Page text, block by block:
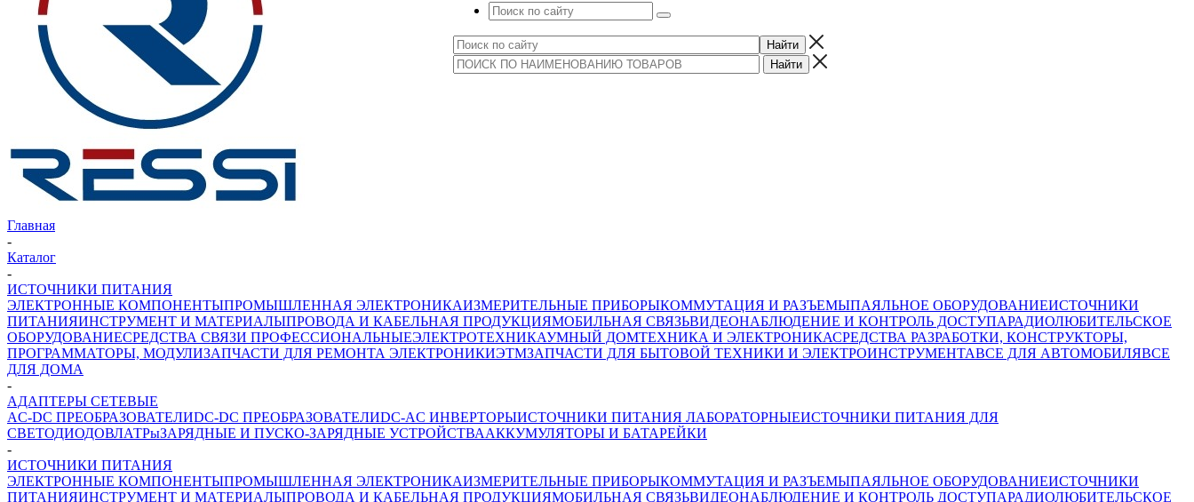
Главная
-
Каталог
-
ИСТОЧНИКИ ПИТАНИЯ
ЭЛЕКТРОННЫЕ КОМПОНЕНТЫПРОМЫШЛЕННАЯ ЭЛЕКТРОНИКАИЗМЕРИТЕЛЬНЫЕ ПРИБОРЫКОММУТАЦИЯ И РАЗЪЕМЫПАЯЛЬНОЕ ОБОРУДОВАНИЕИСТОЧНИКИ
ПИТАНИЯИНСТРУМЕНТ И МАТЕРИАЛЫПРОВОДА И КАБЕЛЬНАЯ ПРОДУКЦИЯМОБИЛЬНАЯ СВЯЗЬВИДЕОНАБЛЮДЕНИЕ И КОНТРОЛЬ ДОСТУПАРАДИОЛЮБИТЕЛЬСКОЕ
ОБОРУДОВАНИЕСРЕДСТВА СВЯЗИ ПРОФЕССИОНАЛЬНЫЕЭЛЕКТРОТЕХНИКАУМНЫЙ ДОМТЕХНИКА И ЭЛЕКТРОНИКАСРЕДСТВА РАЗРАБОТКИ, КОНСТРУКТОРЫ,
ПРОГРАММАТОРЫ, МОДУЛИЗАПЧАСТИ ДЛЯ РЕМОНТА ЭЛЕКТРОНИКИЭТМЗАПЧАСТИ ДЛЯ БЫТОВОЙ ТЕХНИКИ И ЭЛЕКТРОИНСТРУМЕНТАВСЕ ДЛЯ АВТОМОБИЛЯВСЕ
ДЛЯ ДОМА
-
АДАПТЕРЫ СЕТЕВЫЕ
AC-DC ПРЕОБРАЗОВАТЕЛИDC-DC ПРЕОБРАЗОВАТЕЛИDC-AC ИНВЕРТОРЫИСТОЧНИКИ ПИТАНИЯ ЛАБОРАТОРНЫЕИСТОЧНИКИ ПИТАНИЯ ДЛЯ
СВЕТОДИОДОВЛАТРыЗАРЯДНЫЕ И ПУСКО-ЗАРЯДНЫЕ УСТРОЙСТВААККУМУЛЯТОРЫ И БАТАРЕЙКИ
-
ИСТОЧНИКИ ПИТАНИЯ
ЭЛЕКТРОННЫЕ КОМПОНЕНТЫПРОМЫШЛЕННАЯ ЭЛЕКТРОНИКАИЗМЕРИТЕЛЬНЫЕ ПРИБОРЫКОММУТАЦИЯ И РАЗЪЕМЫПАЯЛЬНОЕ ОБОРУДОВАНИЕИСТОЧНИКИ
ПИТАНИЯИНСТРУМЕНТ И МАТЕРИАЛЫПРОВОДА И КАБЕЛЬНАЯ ПРОДУКЦИЯМОБИЛЬНАЯ СВЯЗЬВИДЕОНАБЛЮДЕНИЕ И КОНТРОЛЬ ДОСТУПАРАДИОЛЮБИТЕЛЬСКОЕ